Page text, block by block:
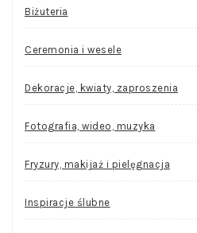
Biżuteria
Ceremonia i wesele
Dekoracje, kwiaty, zaproszenia
Fotografia, wideo, muzyka
Fryzury, makijaż i pielęgnacja
Inspiracje ślubne